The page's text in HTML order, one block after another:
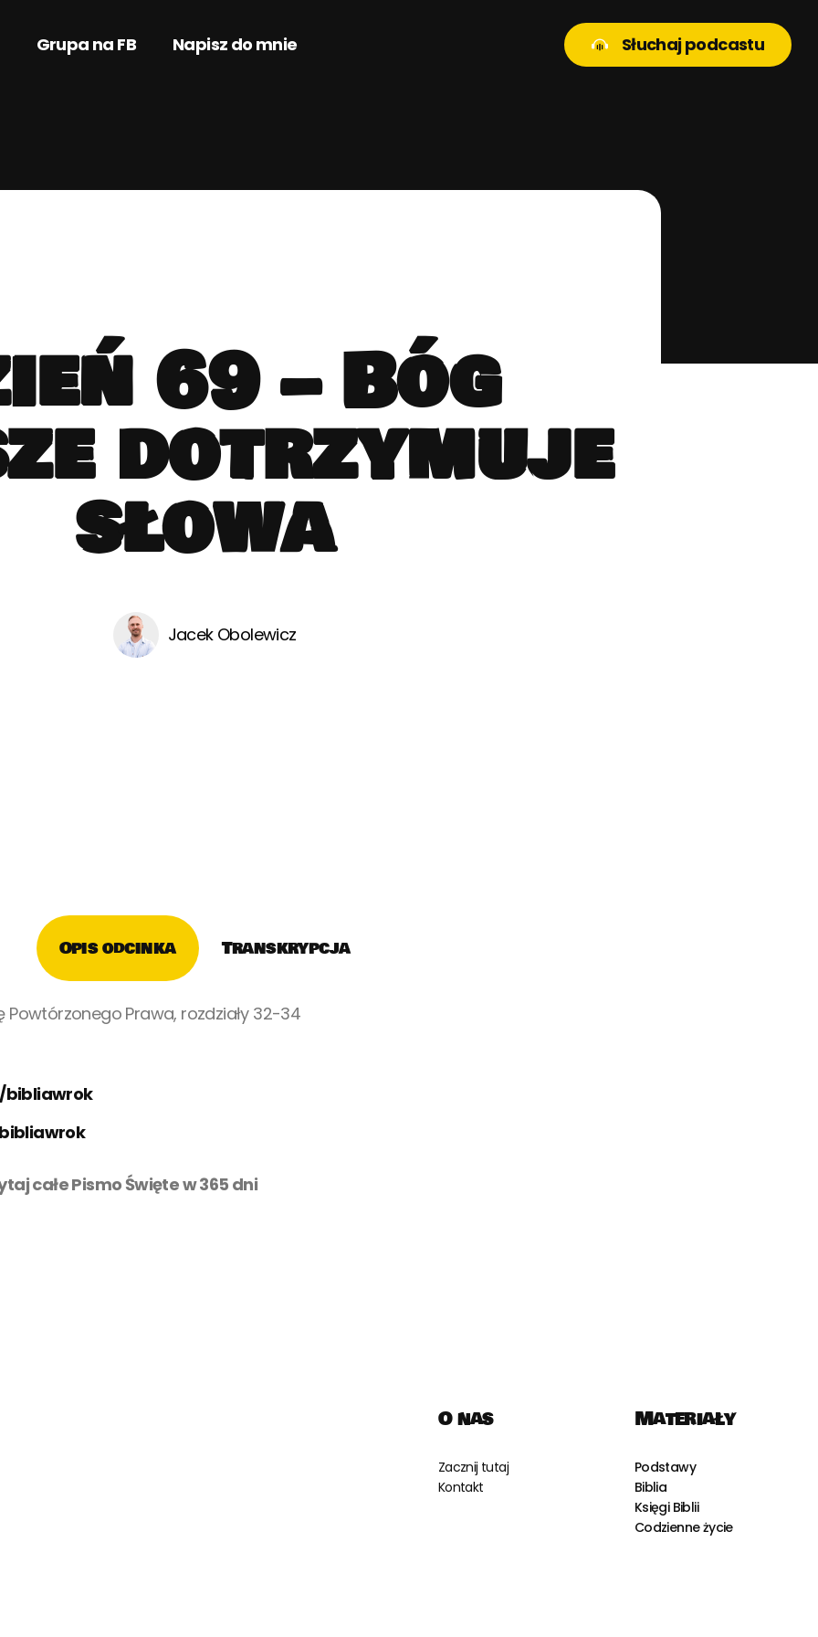
Grupa na FB Napisz do mnie Słuchaj podcastu
69 – Bóg
dotrzymuje
słowa
Jacek Obolewicz
Opis odcinka Transkrypcja
Powtórzonego Prawa, rozdziały 32-34
całe Pismo Święte w 365 dni
O nas
Zacznij tutaj
Kontakt
Materiały
Podstawy
Biblia
Księgi Biblii
Codzienne życie